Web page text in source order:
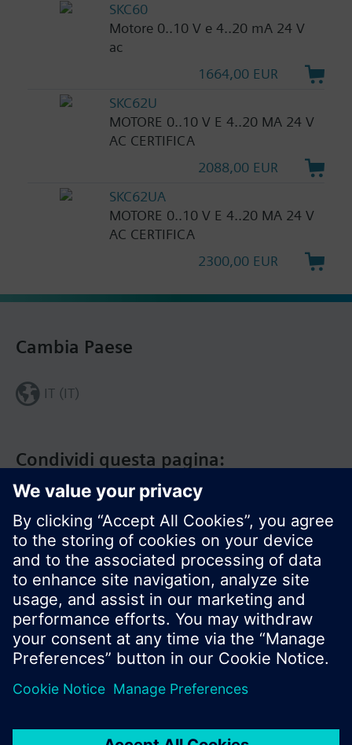
SKC60
Motore 0..10 V e 4..20 mA 24 V
ac
1664,00 EUR
SKC62U
MOTORE 0..10 V E 4..20 MA 24 V
AC CERTIFICA
2088,00 EUR
SKC62UA
MOTORE 0..10 V E 4..20 MA 24 V
AC CERTIFICA
2300,00 EUR
Condividi questa pagina:
Cambia Paese
IT (IT)
Siemens Italia
I prodotti e i pressi possono variare a seconda del
Informativa sulla privacy